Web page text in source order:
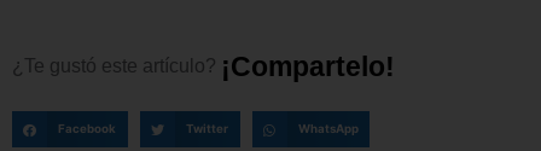
¿Te gustó este artículo? ¡Comparte o!
Facebook Twitter WhatsApp